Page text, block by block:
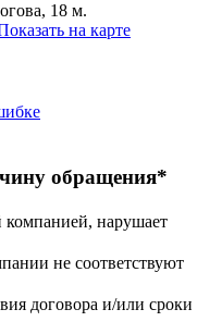
18 м.
на карте
обращения*
компанией, нарушает
не соответствуют
договора и/или сроки